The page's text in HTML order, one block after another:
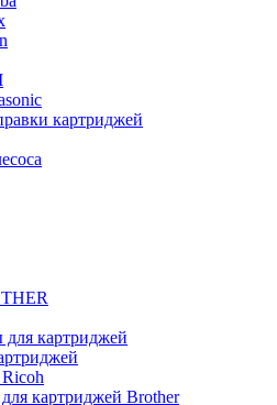
картриджей
для картриджей
картриджей Brother